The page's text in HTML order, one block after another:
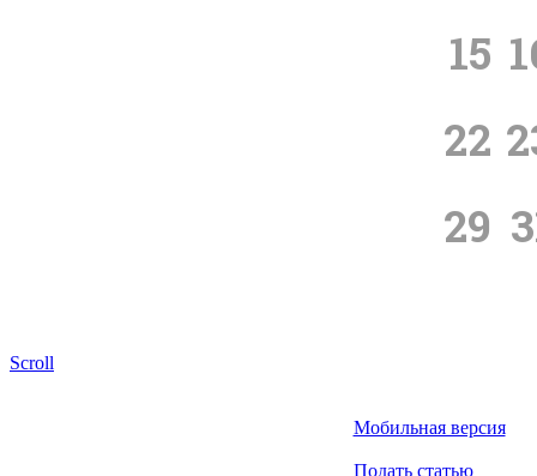
15
22
29
Scroll
Мобильная версия
Подать статью